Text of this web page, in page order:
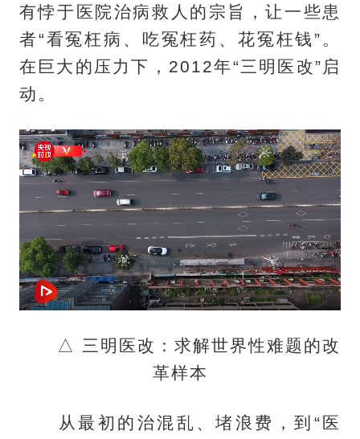
有悖于医院治病救人的宗旨，让一些患
者“看冤枉病、吃冤枉药、花冤枉钱”。
在巨大的压力下，2012年“三明医改”启
动。
△ 三明医改：求解世界性难题的改
革样本
从最初的治混乱、堵浪费，到“医